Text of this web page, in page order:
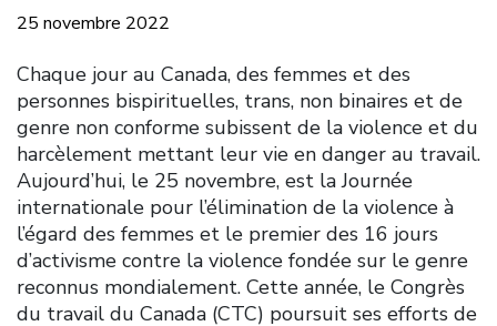
25 novembre 2022
Chaque jour au Canada, des femmes et des
personnes bispirituelles, trans, non binaires et de
genre non conforme subissent de la violence et du
harcèlement mettant leur vie en danger au travail.
Aujourd’hui, le 25 novembre, est la Journée
internationale pour l’élimination de la violence à
l’égard des femmes et le premier des 16 jours
d’activisme contre la violence fondée sur le genre
reconnus mondialement. Cette année, le Congrès
du travail du Canada (CTC) poursuit ses efforts de